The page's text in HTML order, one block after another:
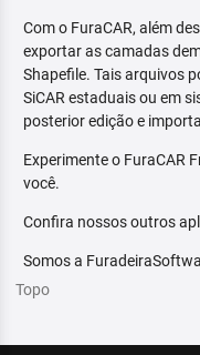
Com o FuraCAR, além
exportar as camadas
Shapefile. Tais arquivos
SiCAR estaduais ou em
posterior edição e
Experimente o FuraCAR
você.
Confira nossos outros
Somos a
Topo